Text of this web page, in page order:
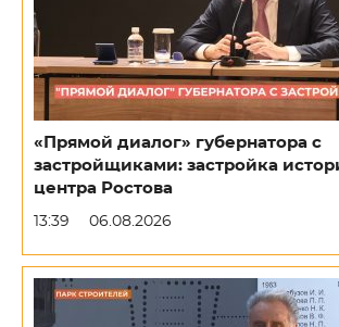
«Прямой диалог» губернатора с
застройщиками: застройка
центра Ростова
13:39 06.08.2026